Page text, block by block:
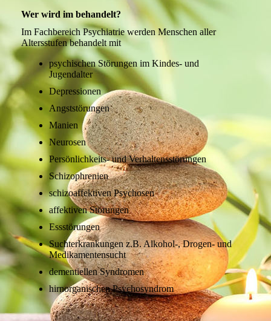
Wer wird im behandelt?
Im Fachbereich Psychiatrie werden Menschen aller
Altersstufen behandelt mit
psychischen Störungen im Kindes- und
Jugendalter
Depressionen
Angststörungen
Manien
Neurosen
Persönlichkeits- und Verhaltensstörungen
Schizophrenien
schizoaffektiven Psychosen
affektiven Störungen
Essstörungen
Suchterkrankungen z.B. Alkohol-, Drogen- und
Medikamentensucht
dementiellen Syndromen
hirnorganischen Psychosyndrom